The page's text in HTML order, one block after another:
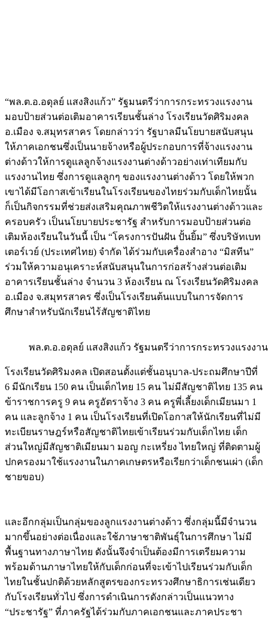
“พล.ต.อ.อดุลย์ แสงสิงแก้ว” รัฐมนตรีว่าการกระทรวงแรงงาน
มอบป้ายส่วนต่อเติมอาคารเรียนชั้นล่าง โรงเรียนวัดศิริมงคล
อ.เมือง จ.สมุทรสาคร โดยกล่าวว่า รัฐบาลมีนโยบายสนับสนุน
ให้ภาคเอกชนซึ่งเป็นนายจ้างหรือผู้ประกอบการที่จ้างแรงงาน
ต่างด้าวให้การดูแลลูกจ้างแรงงานต่างด้าวอย่างเท่าเทียมกับ
แรงงานไทย ซึ่งการดูแลลูกๆ ของแรงงานต่างด้าว โดยให้พวก
เขาได้มีโอกาสเข้าเรียนในโรงเรียนของไทยร่วมกับเด็กไทยนั้น
ก็เป็นกิจกรรมที่ช่วยส่งเสริมคุณภาพชีวิตให้แรงงานต่างด้าวและ
ครอบครัว เป็นนโยบายประชารัฐ สำหรับการมอบป้ายส่วนต่อ
เติมห้องเรียนในวันนี้ เป็น “โครงการปันฝัน ปั้นยิ้ม” ซึ่งบริษัทเบท
เตอร์เวย์ (ประเทศไทย) จำกัด ได้ร่วมกับเครื่องสำอาง “มิสทีน”
ร่วมให้ความอนุเคราะห์สนับสนุนในการก่อสร้างส่วนต่อเติม
อาคารเรียนชั้นล่าง จำนวน 3 ห้องเรียน ณ โรงเรียนวัดศิริมงคล
อ.เมือง จ.สมุทรสาคร ซึ่งเป็นโรงเรียนต้นแบบในการจัดการ
ศึกษาสำหรับนักเรียนไร้สัญชาติไทย
พล.ต.อ.อดุลย์ แสงสิงแก้ว รัฐมนตรีว่าการกระทรวงแรงงาน
โรงเรียนวัดศิริมงคล เปิดสอนตั้งแต่ชั้นอนุบาล-ประถมศึกษาปีที่
6 มีนักเรียน 150 คน เป็นเด็กไทย 15 คน ไม่มีสัญชาติไทย 135 คน
ข้าราชการครู 9 คน ครูอัตราจ้าง 3 คน ครูพี่เลี้ยงเด็กเมียนมา 1
คน และลูกจ้าง 1 คน เป็นโรงเรียนที่เปิดโอกาสให้นักเรียนที่ไม่มี
ทะเบียนราษฎร์หรือสัญชาติไทยเข้าเรียนร่วมกับเด็กไทย เด็ก
ส่วนใหญ่มีสัญชาติเมียนมา มอญ กะเหรี่ยง ไทยใหญ่ ที่ติดตามผู้
ปกครองมาใช้แรงงานในภาคเกษตรหรือเรียกว่าเด็กชนเผ่า (เด็ก
ชายขอบ)
และอีกกลุ่มเป็นกลุ่มของลูกแรงงานต่างด้าว ซึ่งกลุ่มนี้มีจำนวน
มากขึ้นอย่างต่อเนื่องและใช้ภาษาชาติพันธุ์ในการศึกษา ไม่มี
พื้นฐานทางภาษาไทย ดังนั้นจึงจำเป็นต้องมีการเตรียมความ
พร้อมด้านภาษาไทยให้กับเด็กก่อนที่จะเข้าไปเรียนร่วมกับเด็ก
ไทยในชั้นปกติด้วยหลักสูตรของกระทรวงศึกษาธิการเช่นเดียว
กับโรงเรียนทั่วไป ซึ่งการดำเนินการดังกล่าวเป็นแนวทาง
“ประชารัฐ” ที่ภาครัฐได้ร่วมกับภาคเอกชนและภาคประชา